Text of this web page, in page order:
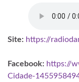
Site: https://
Facebook: https://
Cidade-